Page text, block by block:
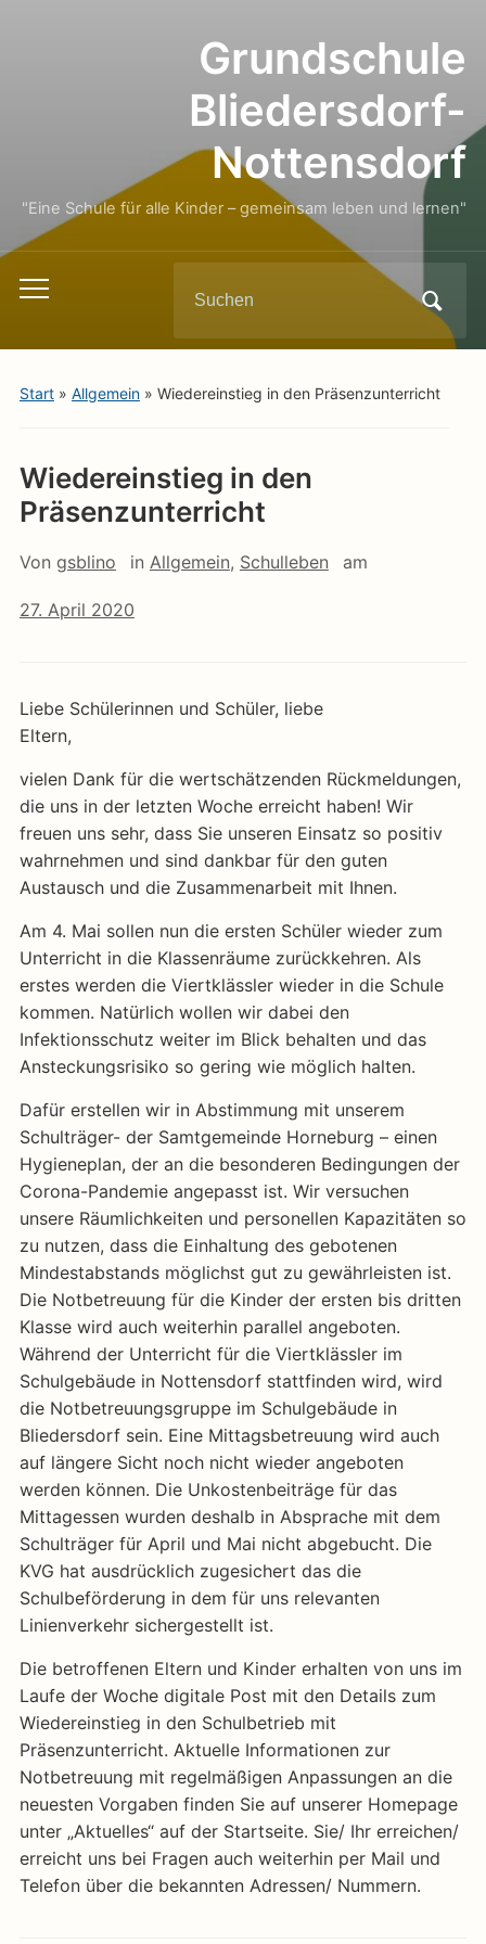
Grundschule
Bliedersdorf-
Nottensdorf
"Eine Schule für alle Kinder – gemeinsam leben und lernen"
Toggle
menu
for:
Start» Allgemein» Wiedereinstieg in den Präsenzunterricht
Wiedereinstieg in den
Präsenzunterricht
Von gsblino in Allgemein, Schulleben am
27. April 2020
Liebe Schülerinnen und Schüler, liebe
Eltern,
vielen Dank für die wertschätzenden Rückmeldungen,
die uns in der letzten Woche erreicht haben! Wir
freuen uns sehr, dass Sie unseren Einsatz so positiv
wahrnehmen und sind dankbar für den guten
Austausch und die Zusammenarbeit mit Ihnen.
Am 4. Mai sollen nun die ersten Schüler wieder zum
Unterricht in die Klassenräume zurückkehren. Als
erstes werden die Viertklässler wieder in die Schule
kommen. Natürlich wollen wir dabei den
Infektionsschutz weiter im Blick behalten und das
Ansteckungsrisiko so gering wie möglich halten.
Dafür erstellen wir in Abstimmung mit unserem
Schulträger- der Samtgemeinde Horneburg – einen
Hygieneplan, der an die besonderen Bedingungen der
Corona-Pandemie angepasst ist. Wir versuchen
unsere Räumlichkeiten und personellen Kapazitäten so
zu nutzen, dass die Einhaltung des gebotenen
Mindestabstands möglichst gut zu gewährleisten ist.
Die Notbetreuung für die Kinder der ersten bis dritten
Klasse wird auch weiterhin parallel angeboten.
Während der Unterricht für die Viertklässler im
Schulgebäude in Nottensdorf stattfinden wird, wird
die Notbetreuungsgruppe im Schulgebäude in
Bliedersdorf sein. Eine Mittagsbetreuung wird auch
auf längere Sicht noch nicht wieder angeboten
werden können. Die Unkostenbeiträge für das
Mittagessen wurden deshalb in Absprache mit dem
Schulträger für April und Mai nicht abgebucht. Die
KVG hat ausdrücklich zugesichert das die
Schulbeförderung in dem für uns relevanten
Linienverkehr sichergestellt ist.
Die betroffenen Eltern und Kinder erhalten von uns im
Laufe der Woche digitale Post mit den Details zum
Wiedereinstieg in den Schulbetrieb mit
Präsenzunterricht. Aktuelle Informationen zur
Notbetreuung mit regelmäßigen Anpassungen an die
neuesten Vorgaben finden Sie auf unserer Homepage
unter „Aktuelles“ auf der Startseite. Sie/ Ihr erreichen/
erreicht uns bei Fragen auch weiterhin per Mail und
Telefon über die bekannten Adressen/ Nummern.